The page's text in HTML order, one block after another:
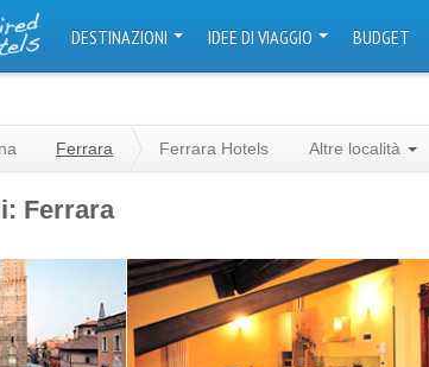
DESTINAZIONI IDEE DI VIAGGIO BUDGET
Ferrara Ferrara Hotels Altre località
Ferrara